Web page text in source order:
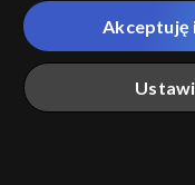
Dzikie serce
odc. 10
które wskazujemy
przez nas
Twoje dane osobowe
Ciebie naszych
„Portalem”, w tym
Akceptuję